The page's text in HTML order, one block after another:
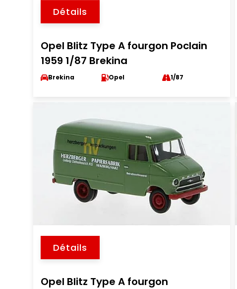
Détails
Opel Blitz Type A fourgon Poclain
1959 1/87 Brekina
Brekina Opel 1/87
Détails
Opel Blitz Type A fourgon